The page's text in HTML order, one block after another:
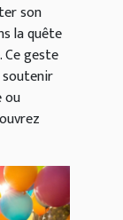
son
la quête
Ce geste
ou